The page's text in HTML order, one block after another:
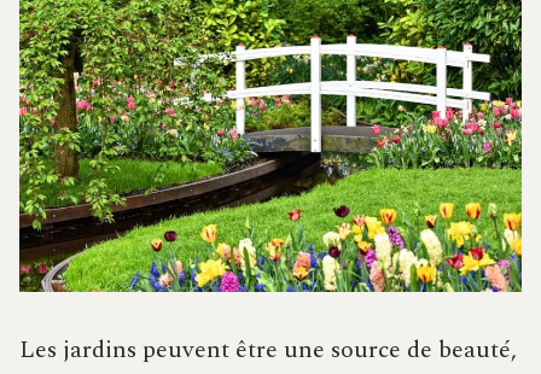
Les jardins peuvent être une source de beauté,